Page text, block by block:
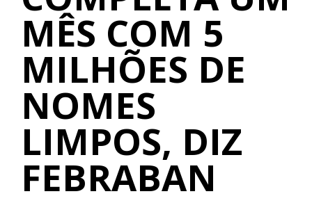
MÊS COM 5
MILHÕES DE
NOMES
LIMPOS, DIZ
FEBRABAN